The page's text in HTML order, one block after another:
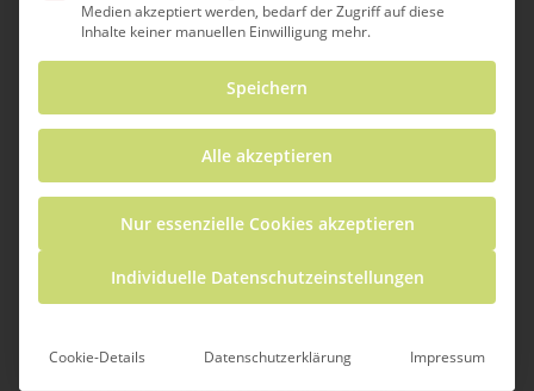
befindet sich in der Tasse!“, steht am
Spiegel sind Zahlen zu erkennen. Doch
welche der Zahlen ist die Lösung? Dazu
musst du wohl mit einigem Geschick
vorgehen und die Tasse selbstständig
spiegeln, um zu sehen, welche
Tassebefindet.
Spiegel die Kaffeetasse zuerst an der
Medien akzeptiert werden, bedarf der Zugriff auf diese
Inhalte keiner manuellen Einwilligung mehr.
Speichern
Alle akzeptieren
Nur essenzielle Cookies akzeptieren
Individuelle Datenschutzeinstellungen
Cookie-Details Datenschutzerklärung Impressum